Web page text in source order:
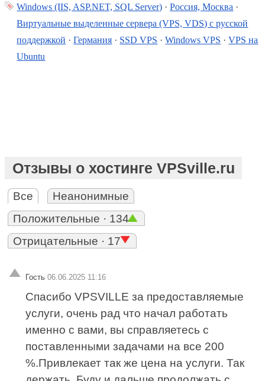
Windows (IIS, ASP.NET, SQL Server) ·Россия, Москва ·
Виртуальные выделенные сервера (VPS, VDS) с русской
поддержкой ·Германия · SSD VPS ·Windows VPS ·VPS на
Ubuntu
Отзывы о хостинге VPSville.ru
Все
Неанонимные
Положительные · 134
Отрицательные · 17
Гость 06.06.2025 11:16
Спасибо VPSVILLE за предоставляемые
услуги, очень рад что начал работать
именно с вами, вы справляетесь с
поставленными задачами на все 200
%.Привлекает так же цена на услуги. Так